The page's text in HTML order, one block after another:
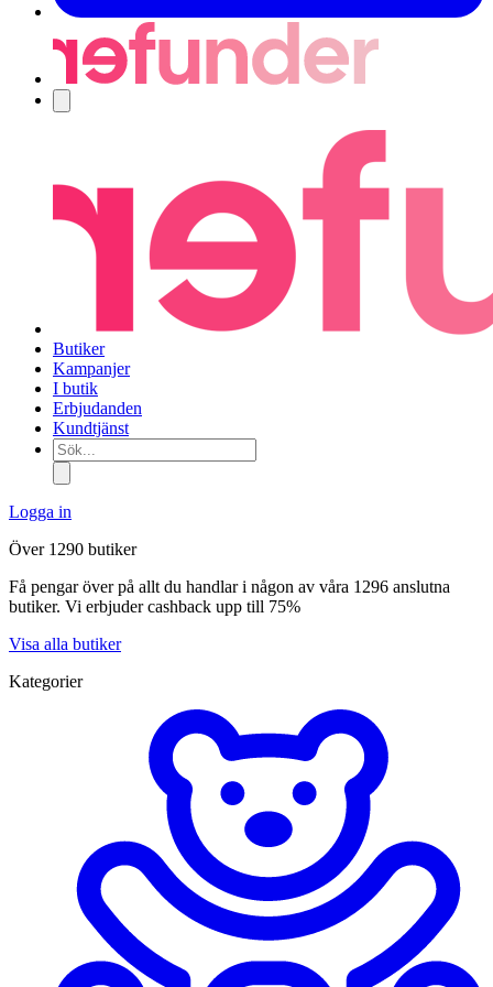
Butiker
Kampanjer
I butik
Erbjudanden
Kundtjänst
Sök...
Logga in
Över 1290 butiker
Få pengar över på allt du handlar i någon av våra 1296 anslutna
butiker. Vi erbjuder cashback upp till 75%
Visa alla butiker
Kategorier